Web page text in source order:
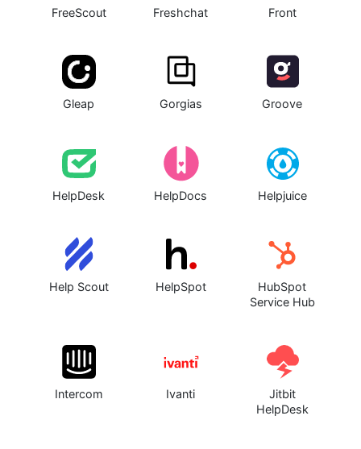
FreeScout Freshchat Front
Gleap Gorgias Groove
HelpDesk HelpDocs Helpjuice
Help Scout HelpSpot
HubSpot
Service Hub
Intercom Ivanti
Jitbit
HelpDesk